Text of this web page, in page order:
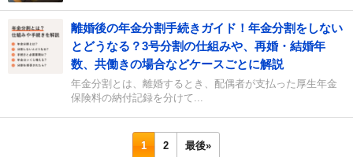
離婚後の年金分割手続きガイド！年金分割をしない
とどうなる？3号分割の仕組みや、再婚・結婚年
数、共働きの場合などケースごとに解説
年金分割とは、離婚するとき、配偶者が支払った厚生年金
保険料の納付記録を分けて...
1 2 最後»